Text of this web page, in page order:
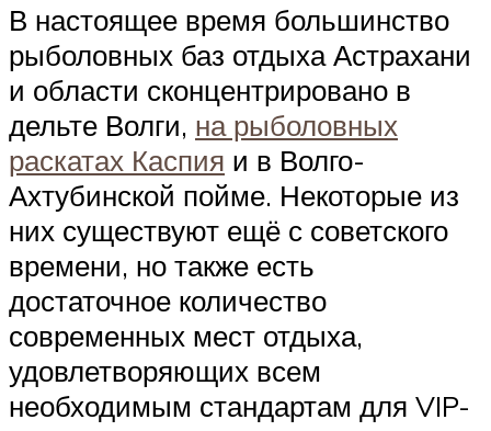
В настоящее время большинство
рыболовных баз отдыха Астрахани
и области сконцентрировано в
дельте Волги, на рыболовных
раскатах Каспия и в Волго-
Ахтубинской пойме. Некоторые из
них существуют ещё с советского
времени, но также есть
достаточное количество
современных мест отдыха,
удовлетворяющих всем
необходимым стандартам для VIP-